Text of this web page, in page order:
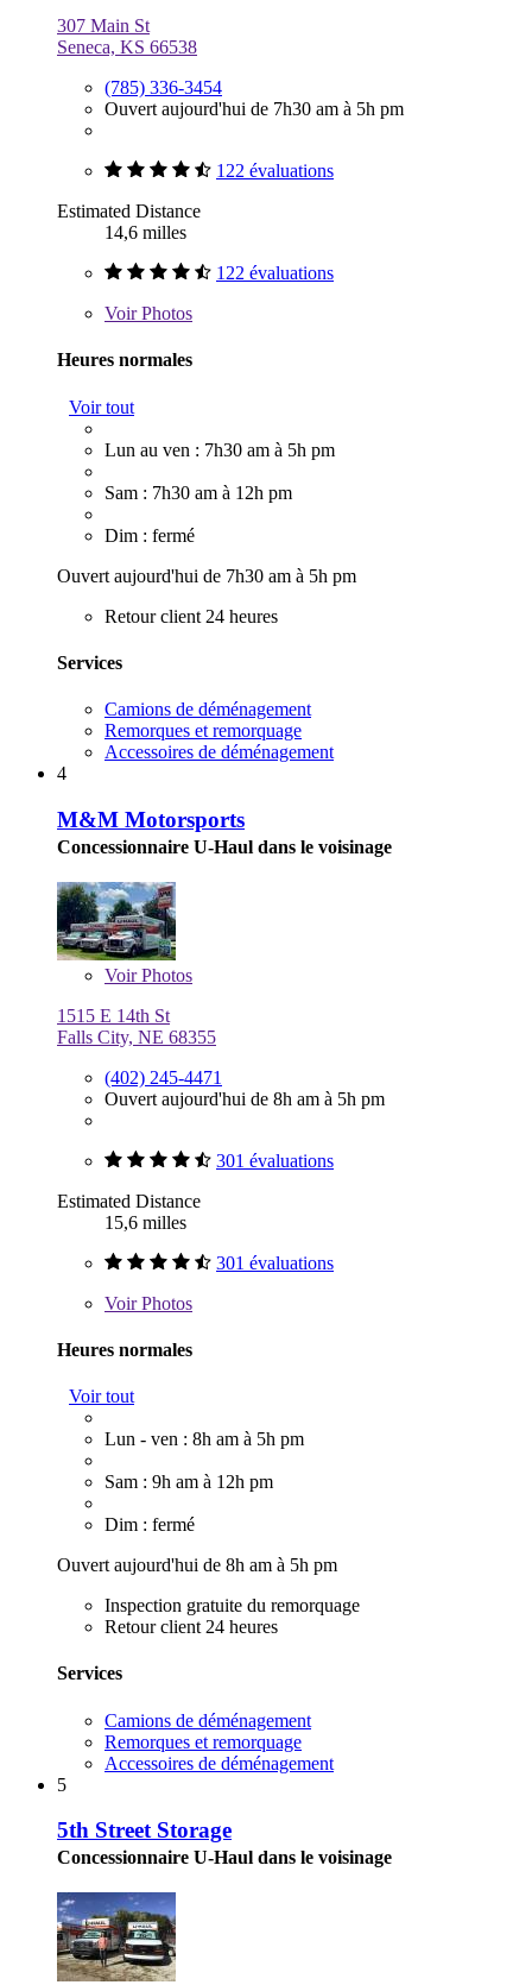
307 Main St
Seneca, KS 66538
(785) 336-3454
Ouvert aujourd'hui de 7h30 am à 5h pm
122 évaluations
Estimated Distance
14,6 milles
122 évaluations
VoirPhotos
Heures normales
Voir tout
Lun au ven : 7h30 am à 5h pm
Sam : 7h30 am à 12h pm
Dim : fermé
Ouvert aujourd'hui de 7h30 am à 5h pm
Retour client 24 heures
Services
Camions de déménagement
Remorques et remorquage
Accessoires de déménagement
4
M&M Motorsports
Concessionnaire U-Haul dans le voisinage
VoirPhotos
1515 E 14th St
Falls City, NE 68355
(402) 245-4471
Ouvert aujourd'hui de 8h am à 5h pm
301 évaluations
Estimated Distance
15,6 milles
301 évaluations
VoirPhotos
Heures normales
Voir tout
Lun - ven : 8h am à 5h pm
Sam : 9h am à 12h pm
Dim : fermé
Ouvert aujourd'hui de 8h am à 5h pm
Inspection gratuite du remorquage
Retour client 24 heures
Services
Camions de déménagement
Remorques et remorquage
Accessoires de déménagement
5
5th Street Storage
Concessionnaire U-Haul dans le voisinage